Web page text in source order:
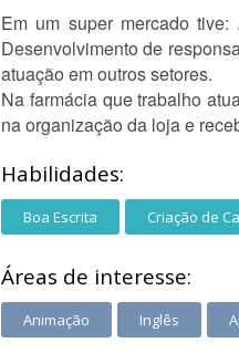
Em um super mercado
Desenvolvimento de
atuação em outros setores.
Na farmácia que trabalho
na organização da loja e
Habilidades:
Boa Escrita Criação de
Áreas de interesse:
Animação Inglês